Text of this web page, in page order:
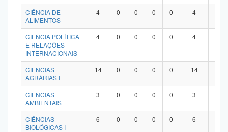
CIÊNCIA DE
ALIMENTOS
4 0 0 0 0 4
CIÊNCIA POLÍTICA
E RELAÇÕES
INTERNACIONAIS
4 0 0 0 0 4
CIÊNCIAS
AGRÁRIAS I
14 0 0 0 0 14
CIÊNCIAS
AMBIENTAIS
3 0 0 0 0 3
CIÊNCIAS
BIOLÓGICAS I
6 0 0 0 0 6